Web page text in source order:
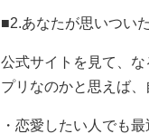
■2.あなたが思いつい
公式サイトを見て、
プリなのかと思えば
・恋愛したい人でも